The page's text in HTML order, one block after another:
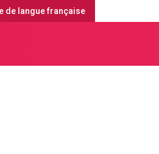
de langue française